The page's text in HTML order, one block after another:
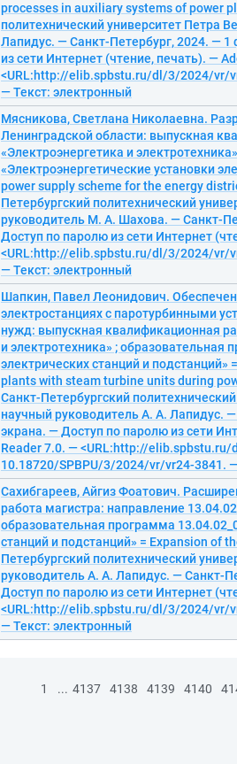
processes in auxiliary systems of power
политехнический университет Петра
Лапидус. — Санкт-Петербург, 2024. —
из сети Интернет (чтение, печать). —
<URL:http://elib.spbstu.ru/dl/3/2024/vr/
— Текст: электронный
Мясникова, Светлана Николаевна.
Ленинградской области: выпускная
«Электроэнергетика и
«Электроэнергетические установки
power supply scheme for the energy
Петербургский политехнический
руководитель М. А. Шахова. — Санкт-
Доступ по паролю из сети Интернет
<URL:http://elib.spbstu.ru/dl/3/2024/vr/
— Текст: электронный
Шапкин, Павел Леонидович.
электростанциях с паротурбинными
нужд: выпускная квалификационная
и электротехника» ; образовательная
электрических станций и
plants with steam turbine units during
Санкт-Петербургский
научный руководитель А. А. Лапидус.
экрана. — Доступ по паролю из сети
Reader 7.0. — <URL:http://
10.18720/SPBPU/3/2024/vr/vr24-3841.
Сахибгареев, Айгиз Фоатович.
работа магистра: направление
образовательная программа
станций и подстанций» = Expansion of
Петербургский политехнический
руководитель А. А. Лапидус. — Санкт-
Доступ по паролю из сети Интернет
<URL:http://elib.spbstu.ru/dl/3/2024/vr/
— Текст: электронный
1 ... 4137 4138 4139 4140